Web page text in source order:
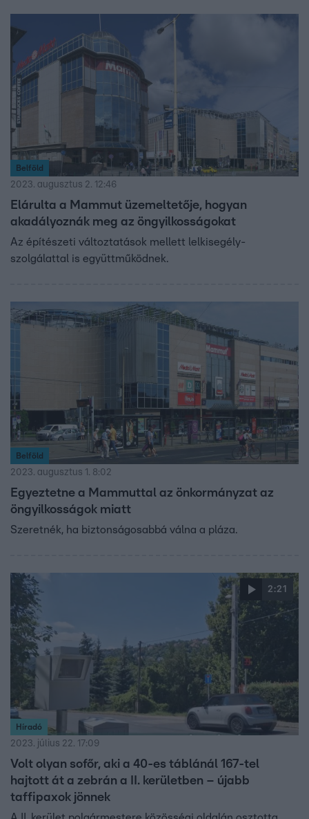
Belföld
2023. augusztus 2. 12:46
Elárulta a Mammut üzemeltetője, hogyan
akadályoznák meg az öngyilkosságokat
Az építészeti változtatások mellett lelkisegély-
szolgálattal is együttműködnek.
Belföld
2023. augusztus 1. 8:02
Egyeztetne a Mammuttal az önkormányzat az
öngyilkosságok miatt
Szeretnék, ha biztonságosabbá válna a pláza.
2:21
Híradó
2023. július 22. 17:09
Volt olyan sofőr, aki a 40-es táblánál 167-tel
hajtott át a zebrán a II. kerületben – újabb
taffipaxok jönnek